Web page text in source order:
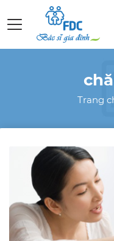
Trang